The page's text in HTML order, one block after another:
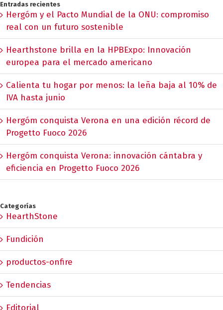
Entradas recientes
Hergóm y el Pacto Mundial de la ONU: compromiso
real con un futuro sostenible
Hearthstone brilla en la HPBExpo: Innovación
europea para el mercado americano
Calienta tu hogar por menos: la leña baja al 10% de
IVA hasta junio
Hergóm conquista Verona en una edición récord de
Progetto Fuoco 2026
Hergóm conquista Verona: innovación cántabra y
eficiencia en Progetto Fuoco 2026
Categorías
HearthStone
Fundición
productos-onfire
Tendencias
Editorial